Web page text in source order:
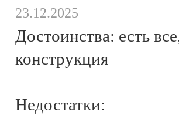
23.12.2025
Достоинства: есть
конструкция
Недостатки: